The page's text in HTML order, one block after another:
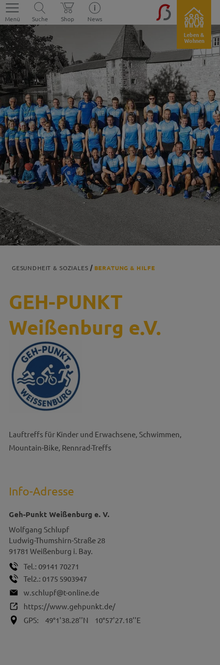
Menü Suche Shop
News
Leben &
Wohnen
GESUNDHEIT & SOZIALES BERATUNG & HILFE
GEH-PUNKT
Weißenburg e.V.
Lauftreffs für Kinder und Erwachsene, Schwimmen,
Mountain-Bike, Rennrad-Treffs
Info-Adresse
Geh-Punkt Weißenburg e. V.
Wolfgang Schlupf
Ludwig-Thumshirn-Straße 28
91781 Weißenburg i. Bay.
Tel.: 09141 70271
Tel2.: 0175 5903947
w.schlupf@t-online.de
https://www.gehpunkt.de/
GPS:
49°1'38.28''N 10°57'27.18''E